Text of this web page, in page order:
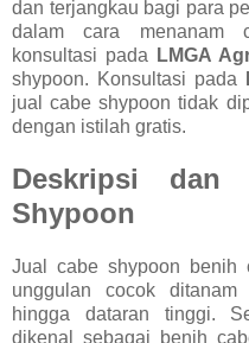
dan terjangkau bagi para
dalam cara menanam
konsultasi pada
LMGA
shypoon. Konsultasi pada
jual cabe shypoon tidak
dengan istilah gratis.
Deskripsi dan
Shypoon
Jual cabe shypoon benih
unggulan cocok
hingga dataran tinggi.
dikenal sebagai benih